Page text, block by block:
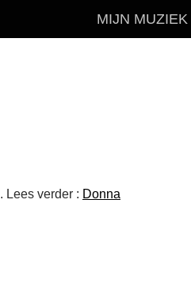
MIJN MUZIEK
. Lees verder : Donna